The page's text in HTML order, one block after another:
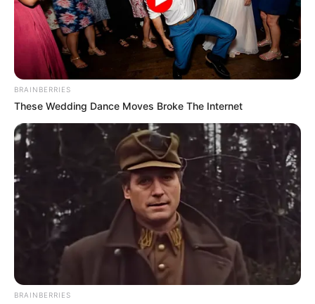
BRAINBERRIES
These Wedding Dance Moves Broke The Internet
BRAINBERRIES